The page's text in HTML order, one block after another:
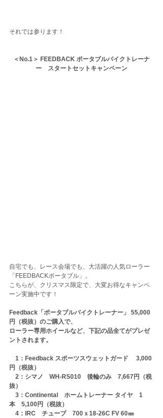
それでは参ります！
＜No.1＞ FEEDBACK ポータブルバイクトレーナ
ー　スタートセットキャンペーン
自宅でも、レース会場でも、大活躍の人気ローラー
「FEEDBACKポータブル」。
こちらが、クリスマス限定で、大変お得なキャンペ
ーン実施中です！
Feedback「ポータブルバイクトレーナー」 55,000
円（税抜）のご購入で、
ローラー専用ホイールなど、下記の品全てがプレゼ
ントされます。
1：Feedback スポーツスウェットガード 　3,000
円（税抜）
2：シマノ　WH-RS010　後輪のみ　7,667円（税
抜）
3：Continental　ホームトレーナー タイヤ　1
本　5,100円（税抜）
4：IRC　チューブ　700ｘ18-26C FV 60㎜